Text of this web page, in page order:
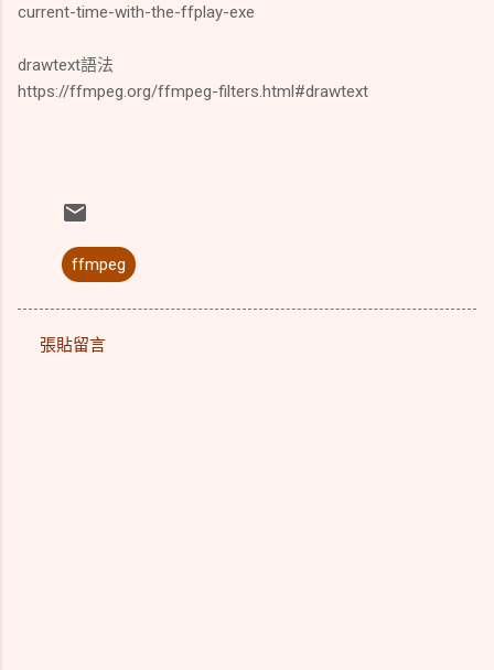
current-time-with-the-ffplay-exe
drawtext語法
https://ffmpeg.org/ffmpeg-filters.html#drawtext
ffmpeg
張貼留言